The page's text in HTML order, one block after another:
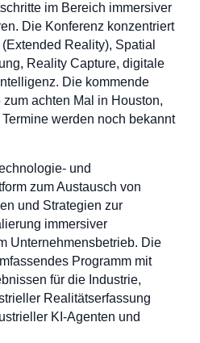
im Bereich immersiver
Die Konferenz konzentriert
Reality), Spatial
Reality Capture, digitale
Die kommende
achten Mal in Houston,
werden noch bekannt
und
zum Austausch von
und Strategien zur
immersiver
Unternehmensbetrieb. Die
Programm mit
für die Industrie,
Realitätserfassung
KI-Agenten und